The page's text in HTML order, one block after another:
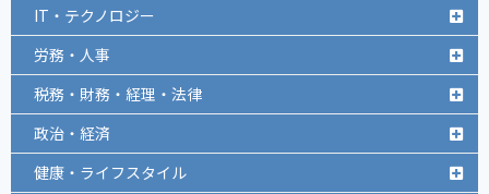
IT・テクノロジー
労務・人事
税務・財務・経理・法律
政治・経済
健康・ライフスタイル